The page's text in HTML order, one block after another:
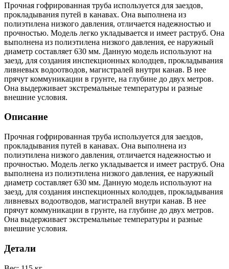
Прочная гофрированная труба используется для заездов,
прокладывания путей в канавах. Она выполнена из
полиэтилена низкого давления, отличается надежностью и
прочностью. Модель легко укладывается и имеет раструб. Она
выполнена из полиэтилена низкого давления, ее наружный
диаметр составляет 630 мм. Данную модель используют на
заезд, для создания инспекционных колодцев, прокладывания
ливневых водоотводов, магистралей внутри канав. В нее
прячут коммуникации в грунте, на глубине до двух метров.
Она выдерживает экстремальные температуры и разные
внешние условия.
Описание
Прочная гофрированная труба используется для заездов,
прокладывания путей в канавах. Она выполнена из
полиэтилена низкого давления, отличается надежностью и
прочностью. Модель легко укладывается и имеет раструб. Она
выполнена из полиэтилена низкого давления, ее наружный
диаметр составляет 630 мм. Данную модель используют на
заезд, для создания инспекционных колодцев, прокладывания
ливневых водоотводов, магистралей внутри канав. В нее
прячут коммуникации в грунте, на глубине до двух метров.
Она выдерживает экстремальные температуры и разные
внешние условия.
Детали